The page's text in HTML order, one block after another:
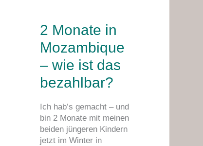
2 Monate in
Mozambique
– wie ist das
bezahlbar?
Ich hab’s gemacht – und
bin 2 Monate mit meinen
beiden jüngeren Kindern
jetzt im Winter in
2
Monate
in
Mozambique
wie
das
bezahlbar?